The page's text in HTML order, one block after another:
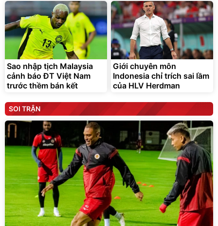
Sao nhập tịch Malaysia
cảnh báo ĐT Việt Nam
trước thềm bán kết
Giới chuyên môn
Indonesia chỉ trích sai lầm
của HLV Herdman
SOI TRẬN